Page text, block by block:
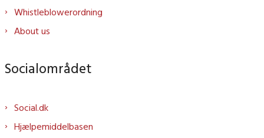
Whistleblowerordning
About us
Socialområdet
Social.dk
Hjælpemiddelbasen